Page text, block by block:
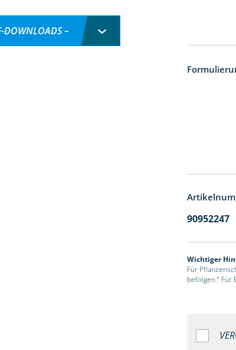
DOWNLOADS –
90952247
Wichtiger
Für
befolgen.“